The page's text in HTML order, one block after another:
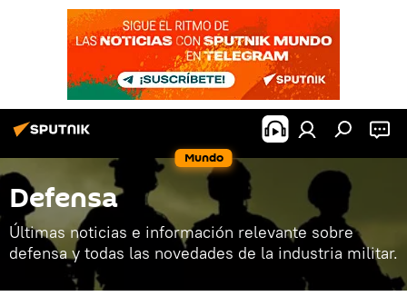
Mundo
Defensa
Últimas noticias e información relevante sobre
defensa y todas las novedades de la industria militar.